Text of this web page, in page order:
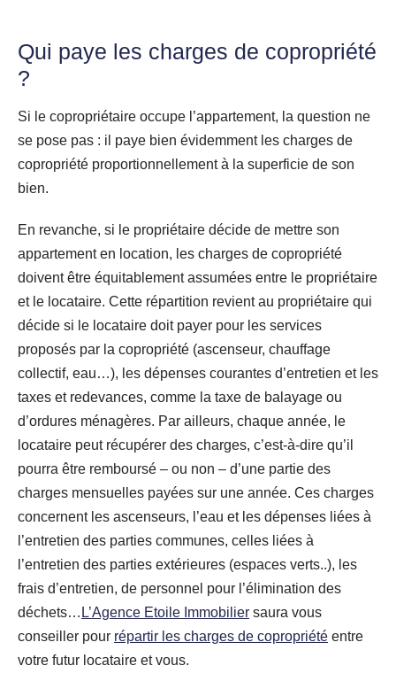
Qui paye les charges de copropriété
?
Si le copropriétaire occupe l’appartement, la question ne
se pose pas : il paye bien évidemment les charges de
copropriété proportionnellement à la superficie de son
bien.
En revanche, si le propriétaire décide de mettre son
appartement en location, les charges de copropriété
doivent être équitablement assumées entre le propriétaire
et le locataire. Cette répartition revient au propriétaire qui
décide si le locataire doit payer pour les services
proposés par la copropriété (ascenseur, chauffage
collectif, eau…), les dépenses courantes d’entretien et les
taxes et redevances, comme la taxe de balayage ou
d’ordures ménagères. Par ailleurs, chaque année, le
locataire peut récupérer des charges, c’est-à-dire qu’il
pourra être remboursé – ou non – d’une partie des
charges mensuelles payées sur une année. Ces charges
concernent les ascenseurs, l’eau et les dépenses liées à
l’entretien des parties communes, celles liées à
l’entretien des parties extérieures (espaces verts..), les
frais d’entretien, de personnel pour l’élimination des
déchets… L’Agence Etoile Immobilier saura vous
conseiller pour répartir les charges de copropriété entre
votre futur locataire et vous.